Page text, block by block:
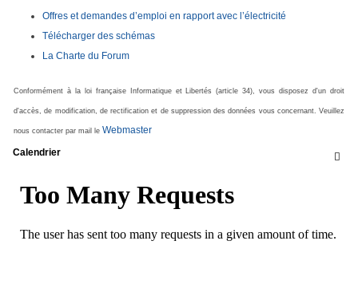
Offres et demandes d’emploi en rapport avec l’électricité
Télécharger des schémas
La Charte du Forum
Conformément à la loi française Informatique et Libertés (article 34), vous disposez d'un droit
d'accès, de modification, de rectification et de suppression des données vous concernant. Veuillez
nous contacter par mail le Webmaster

Calendrier